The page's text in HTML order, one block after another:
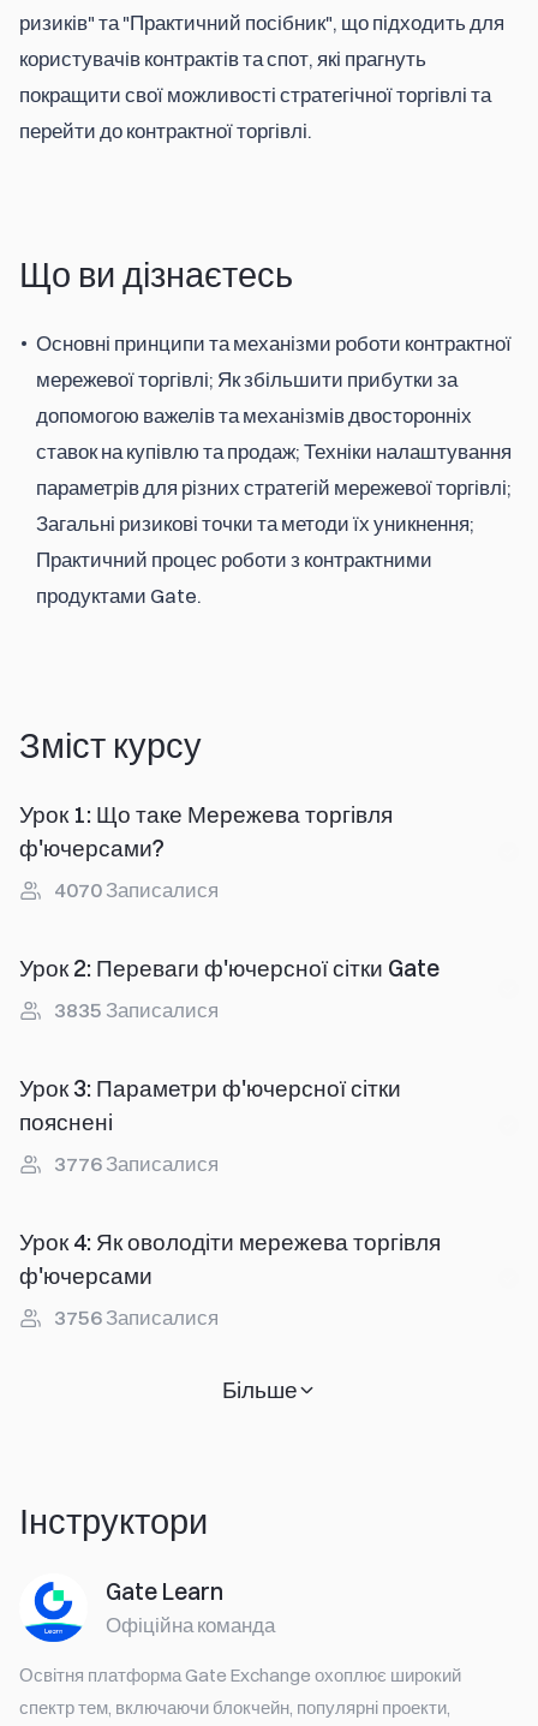
ризиків" та "Практичний посібник", що підходить для
користувачів контрактів та спот, які прагнуть
покращити свої можливості стратегічної торгівлі та
перейти до контрактної торгівлі.
Що ви дізнаєтесь
Основні принципи та механізми роботи контрактної
мережевої торгівлі; Як збільшити прибутки за
допомогою важелів та механізмів двосторонніх
ставок на купівлю та продаж; Техніки налаштування
параметрів для різних стратегій мережевої торгівлі;
Загальні ризикові точки та методи їх уникнення;
Практичний процес роботи з контрактними
продуктами Gate.
Зміст курсу
Урок 1: Що таке Мережева торгівля
ф'ючерсами?
4070 Записалися
Урок 2: Переваги ф'ючерсної сітки Gate
3835 Записалися
Урок 3: Параметри ф'ючерсної сітки
пояснені
3776 Записалися
Урок 4: Як оволодіти мережева торгівля
ф'ючерсами
3756 Записалися
Більше
Інструктори
Gate Learn
Офіційна команда
Освітня платформа Gate Exchange охоплює широкий
спектр тем, включаючи блокчейн, популярні проекти,